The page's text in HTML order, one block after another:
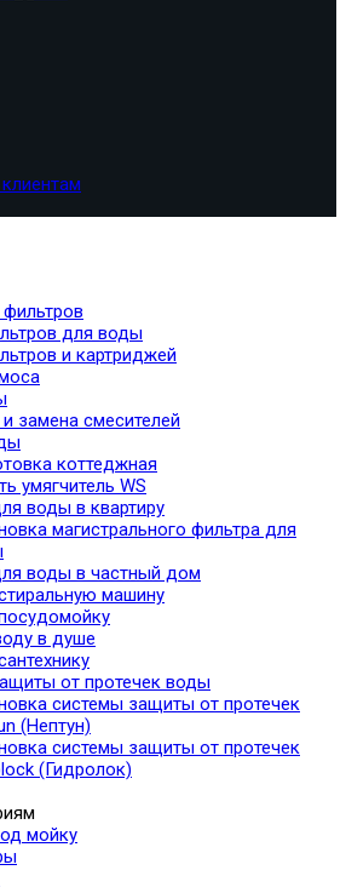
для воды
и картриджей
замена смесителей
коттеджная
умягчитель WS
воды в квартиру
магистрального фильтра для
воды в частный дом
машину
в душе
от протечек воды
системы защиты от протечек
(Нептун)
системы защиты от протечек
(Гидролок)
мойку